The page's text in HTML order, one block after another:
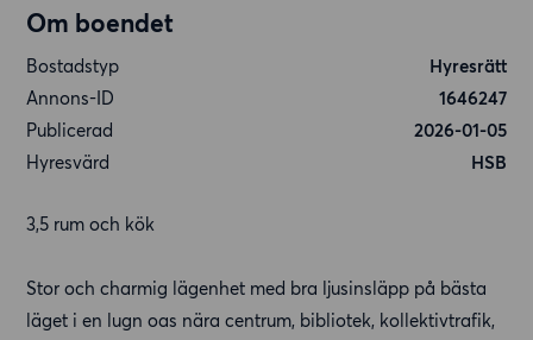
Om boendet
Bostadstyp
Hyresrätt
Annons-ID
1646247
Publicerad
2026-01-05
Hyresvärd
HSB
3,5 rum och kök
Stor och charmig lägenhet med bra ljusinsläpp på bästa
läget i en lugn oas nära centrum, bibliotek, kollektivtrafik,